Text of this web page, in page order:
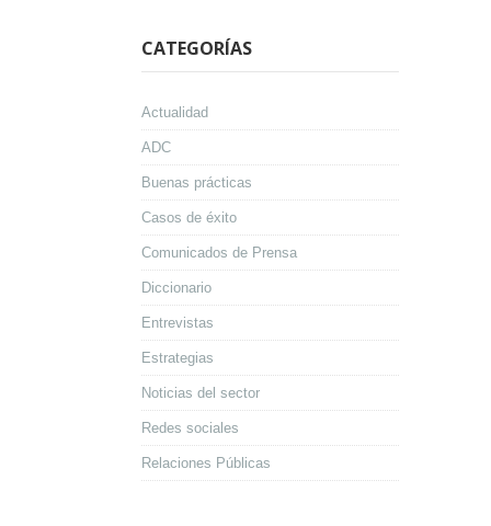
CATEGORÍAS
Actualidad
ADC
Buenas prácticas
Casos de éxito
Comunicados de Prensa
Diccionario
Entrevistas
Estrategias
Noticias del sector
Redes sociales
Relaciones Públicas